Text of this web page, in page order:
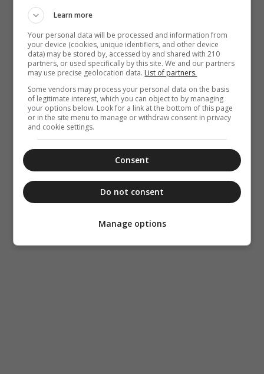
Learn more
Your personal data will be processed and information from
your device (cookies, unique identifiers, and other device
data) may be stored by, accessed by and shared with 210
partners, or used specifically by this site. We and our partners
may use precise geolocation data. List of partners.
Some vendors may process your personal data on the basis
of legitimate interest, which you can object to by managing
your options below. Look for a link at the bottom of this page
or in the site menu to manage or withdraw consent in privacy
and cookie settings.
Consent
Do not consent
Manage options